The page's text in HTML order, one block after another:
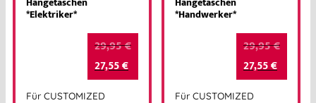
*Elektriker*
29,95€
27,55€
Für CUSTOMIZED
*Handwerker*
29,95€
27,55€
Für CUSTOMIZED